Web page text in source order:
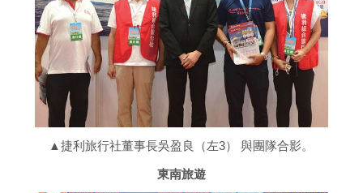
▲捷利旅行社董事長吳盈良（左3） 與團隊合影。
東南旅遊